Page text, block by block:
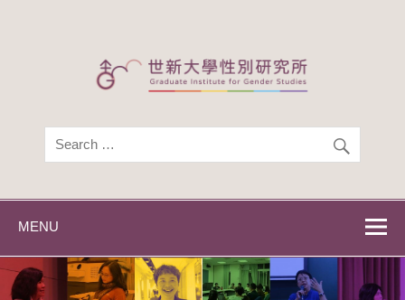
世新大學性別研
世新大學性別研究所
MENU